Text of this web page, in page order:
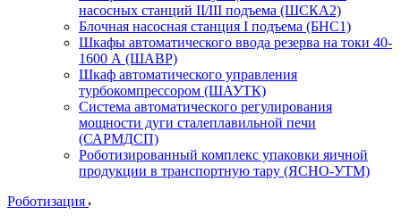
насосных станций II/III подъема (ШСКА2)
Блочная насосная станция I подъема (БНС1)
Шкафы автоматического ввода резерва на токи 40-
1600 А (ШАВР)
Шкаф автоматического управления
турбокомпрессором (ШАУТК)
Система автоматического регулирования
мощности дуги сталеплавильной печи
(САРМДСП)
Роботизированный комплекс упаковки яичной
продукции в транспортную тару (ЯСНО-УТМ)
Роботизация